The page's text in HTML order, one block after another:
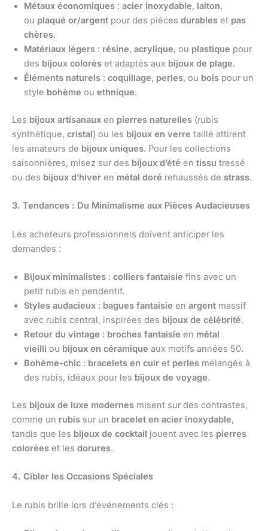
Métaux économiques : acier inoxydable, laiton,
ou plaqué or/argent pour des pièces durables et pas
chères.
Matériaux légers : résine, acrylique, ou plastique pour
des bijoux colorés et adaptés aux bijoux de plage.
Éléments naturels : coquillage, perles, ou bois pour un
style bohème ou ethnique.
Les bijoux artisanaux en pierres naturelles (rubis
synthétique, cristal) ou les bijoux en verre taillé attirent
les amateurs de bijoux uniques. Pour les collections
saisonnières, misez sur des bijoux d’été en tissu tressé
ou des bijoux d’hiver en métal doré rehaussés de strass.
3. Tendances : Du Minimalisme aux Pièces Audacieuses
Les acheteurs professionnels doivent anticiper les
demandes :
Bijoux minimalistes : colliers fantaisie fins avec un
petit rubis en pendentif.
Styles audacieux : bagues fantaisie en argent massif
avec rubis central, inspirées des bijoux de célébrité.
Retour du vintage : broches fantaisie en métal
vieilli ou bijoux en céramique aux motifs années 50.
Bohème-chic : bracelets en cuir et perles mélangés à
des rubis, idéaux pour les bijoux de voyage.
Les bijoux de luxe modernes misent sur des contrastes,
comme un rubis sur un bracelet en acier inoxydable,
tandis que les bijoux de cocktail jouent avec les pierres
colorées et les dorures.
4. Cibler les Occasions Spéciales
Le rubis brille lors d’événements clés :